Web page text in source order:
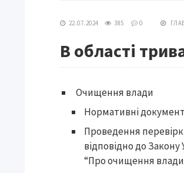
22.07.2024 385 0
В області
Очищення влади
Нормативні
Проведення
відповідно до Закону
“Про очищення